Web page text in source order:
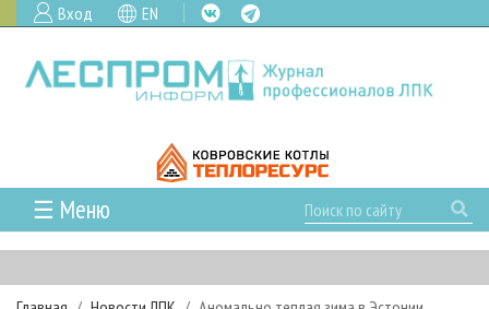
Вход EN
☰ Меню
ГЛАВНАЯ
РУБРИКИ И ТЕМЫ